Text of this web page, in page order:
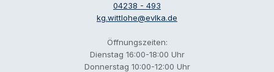
04238 - 493
kg.wittlohe@evlka.de
Öffnungszeiten:
Dienstag 16:00-18:00 Uhr
Donnerstag 10:00-12:00 Uhr